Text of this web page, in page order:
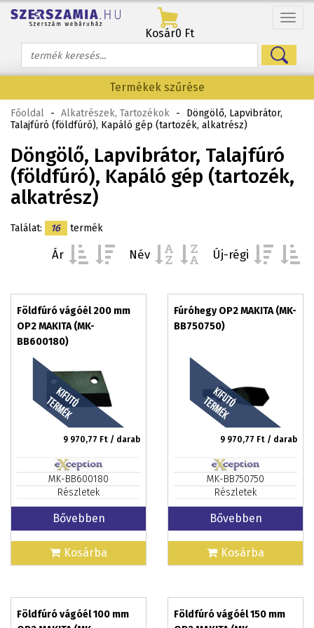
Menü
Kosár0 Ft
Termékek szűrése
Főoldal - Alkatrészek, Tartozékok -
Döngölő, Lapvibrátor,
Talajfúró (földfúró), Kapáló gép (tartozék, alkatrész)
Döngölő, Lapvibrátor, Talajfúró
(földfúró), Kapáló gép (tartozék,
alkatrész)
Találat: 16 termék
Ár Név Új-régi
Földfúró vágóél 200 mm
OP2 MAKITA (MK-
BB600180)
9 970,77 Ft / darab
MK-BB600180
Részletek
Bővebben
Kosárba
Fúróhegy OP2 MAKITA (MK-
BB750750)
9 970,77 Ft / darab
MK-BB750750
Részletek
Bővebben
Kosárba
Földfúró vágóél 100 mm
Földfúró vágóél 150 mm